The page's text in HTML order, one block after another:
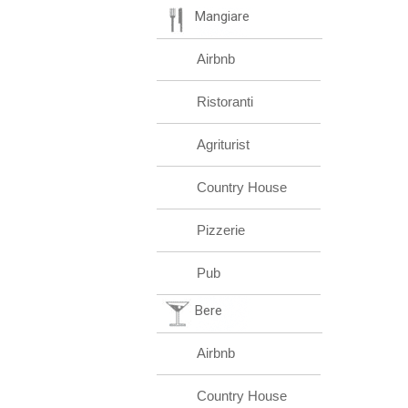
Mangiare
Airbnb
Ristoranti
Agriturist
Country House
Pizzerie
Pub
Bere
Airbnb
Country House